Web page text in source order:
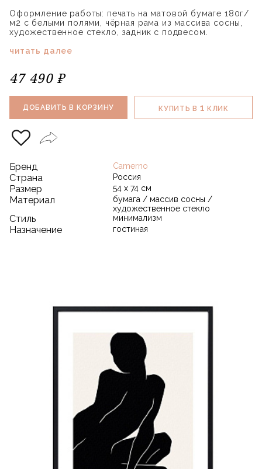
Оформление работы: печать на матовой бумаге 180г/
м2 с белыми полями, чёрная рама из массива сосны,
художественное стекло, задник с подвесом.
читать далее
47 490 ₽
ДОБАВИТЬ В КОРЗИНУ КУПИТЬ В 1 КЛИК
Бренд Camerno
Страна Россия
Размер 54 х 74 см
Материал
бумага / массив сосны /
художественное стекло
Стиль минимализм
Назначение гостиная